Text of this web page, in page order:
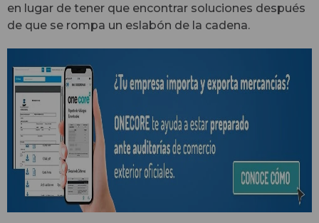
en lugar de tener que encontrar soluciones después
de que se rompa un eslabón de la cadena.